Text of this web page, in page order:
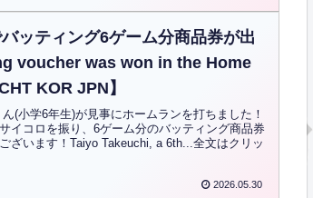
ッティング6ゲーム分商品券が出
voucher was won in the Home
KOR JPN】
(小学6年生)が見事にホームランを打ちました！
イコロを振り、6ゲーム分のバッティング商品券
ざいます！Taiyo Takeuchi, a 6th...全文はクリッ
2026.05.30